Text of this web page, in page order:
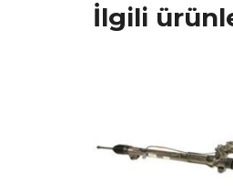
İlgili